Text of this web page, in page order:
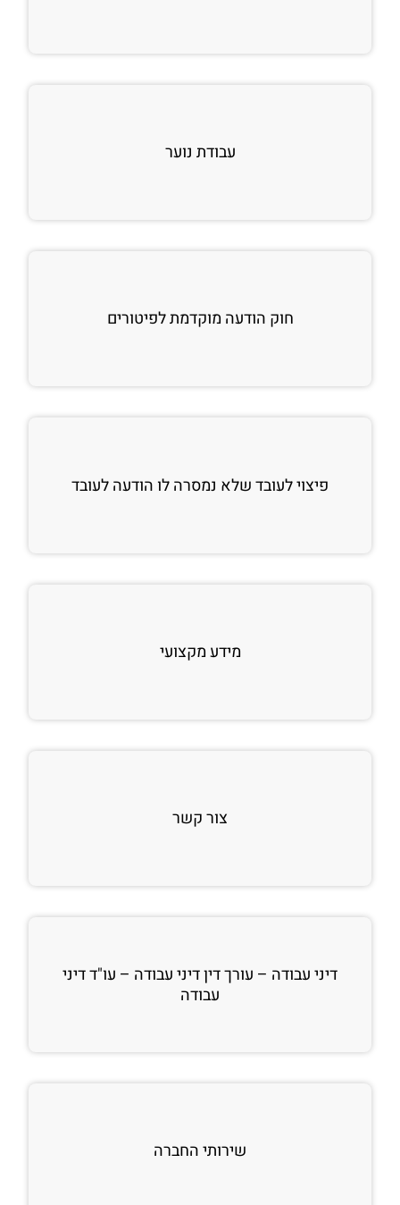
עבודת נוער
חוק הודעה מוקדמת לפיטורים
פיצוי לעובד שלא נמסרה לו הודעה לעובד
מידע מקצועי
צור קשר
דיני עבודה – עורך דין דיני עבודה – עו"ד דיני
עבודה
שירותי החברה